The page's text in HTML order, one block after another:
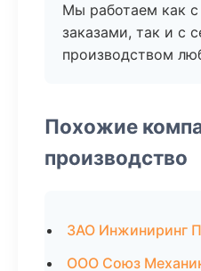
Мы работаем как
заказами, так и с
производством
Похожие
производство
ЗАО Инжиниринг
ООО Союз